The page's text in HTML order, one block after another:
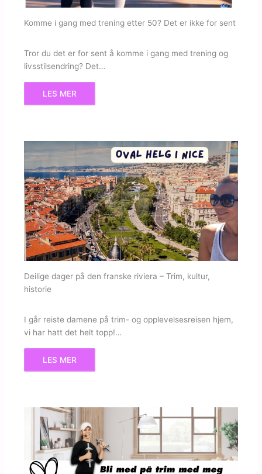
Komme i gang med trening etter 50? Det er ikke for sent
Tror du det er for sent å komme i gang med trening og
livsstilsendring? Det…
LES MER
Deilige dager på den franske riviera – Trim, kultur,
historie
I går reiste damene på trim- og opplevelsesreisen hjem,
vi har hatt det helt topp!…
LES MER